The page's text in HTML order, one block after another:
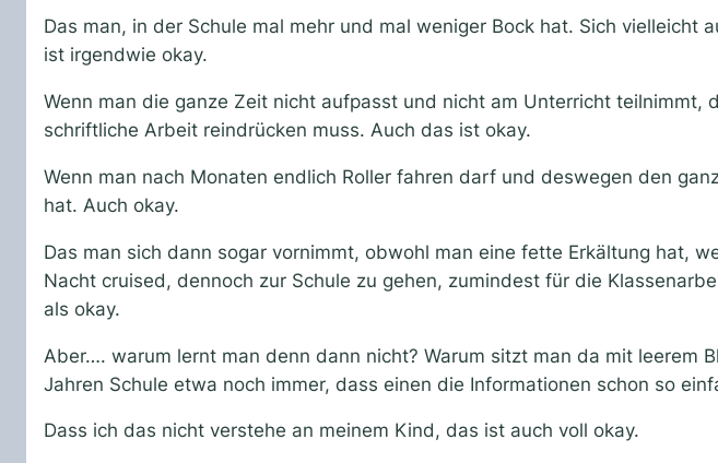
Das man, in der Schule mal mehr und mal weniger Bock hat. Sich
ist irgendwie okay.
Wenn man die ganze Zeit nicht aufpasst und nicht am Unterricht
schriftliche Arbeit reindrücken muss. Auch das ist okay.
Wenn man nach Monaten endlich Roller fahren darf und deswegen den
hat. Auch okay.
Das man sich dann sogar vornimmt, obwohl man eine fette Erkältung hat,
Nacht cruised, dennoch zur Schule zu gehen, zumindest für die
als okay.
Aber…. warum lernt man denn dann nicht? Warum sitzt man da mit leerem
Jahren Schule etwa noch immer, dass einen die Informationen schon so
Dass ich das nicht verstehe an meinem Kind, das ist auch voll okay.